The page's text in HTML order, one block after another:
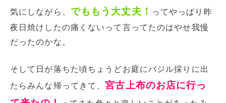
気にしながら、 でももう大丈夫！ ってやっぱり昨
夜日焼けしたの痛くないって言ってたのはやせ我慢
だったのかな。
そして日が落ちた頃ちょうどお庭にバジル採りに出
たらみんな帰ってきて、宮古上布のお店に行っ